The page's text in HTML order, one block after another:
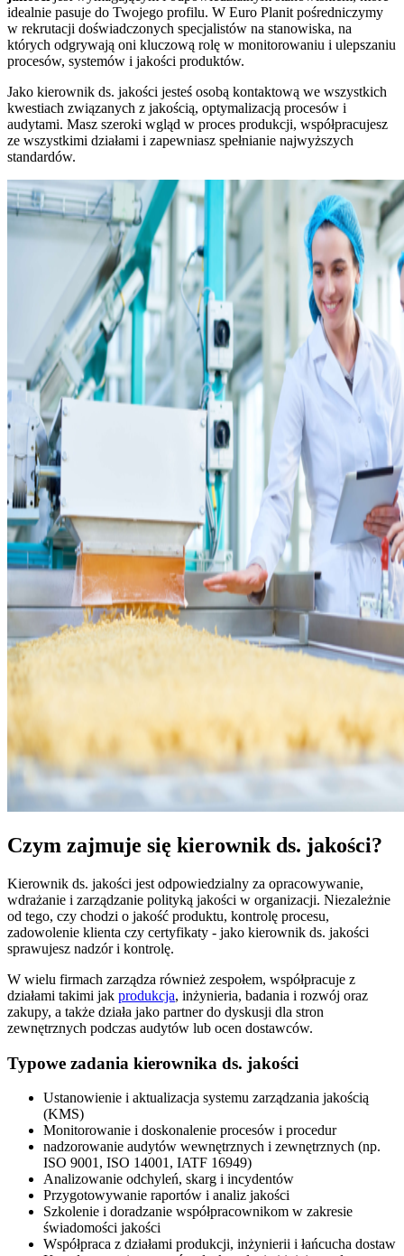
idealnie pasuje do Twojego profilu. W Euro Planit pośredniczymy
w rekrutacji doświadczonych specjalistów na stanowiska, na
których odgrywają oni kluczową rolę w monitorowaniu i ulepszaniu
procesów, systemów i jakości produktów.
Jako kierownik ds. jakości jesteś osobą kontaktową we wszystkich
kwestiach związanych z jakością, optymalizacją procesów i
audytami. Masz szeroki wgląd w proces produkcji, współpracujesz
ze wszystkimi działami i zapewniasz spełnianie najwyższych
standardów.
Czym zajmuje się kierownik ds. jakości?
Kierownik ds. jakości jest odpowiedzialny za opracowywanie,
wdrażanie i zarządzanie polityką jakości w organizacji. Niezależnie
od tego, czy chodzi o jakość produktu, kontrolę procesu,
zadowolenie klienta czy certyfikaty - jako kierownik ds. jakości
sprawujesz nadzór i kontrolę.
W wielu firmach zarządza również zespołem, współpracuje z
działami takimi jak produkcja, inżynieria, badania i rozwój oraz
zakupy, a także działa jako partner do dyskusji dla stron
zewnętrznych podczas audytów lub ocen dostawców.
Typowe zadania kierownika ds. jakości
Ustanowienie i aktualizacja systemu zarządzania jakością
(KMS)
Monitorowanie i doskonalenie procesów i procedur
nadzorowanie audytów wewnętrznych i zewnętrznych (np.
ISO 9001, ISO 14001, IATF 16949)
Analizowanie odchyleń, skarg i incydentów
Przygotowywanie raportów i analiz jakości
Szkolenie i doradzanie współpracownikom w zakresie
świadomości jakości
Współpraca z działami produkcji, inżynierii i łańcucha dostaw